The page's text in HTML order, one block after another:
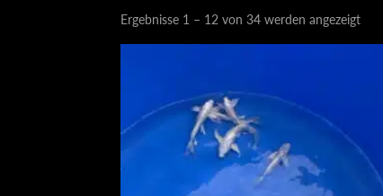
Ergebnisse 1 – 12 von 34 werden angezeigtNach